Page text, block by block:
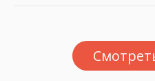
противодействия
дезинформации